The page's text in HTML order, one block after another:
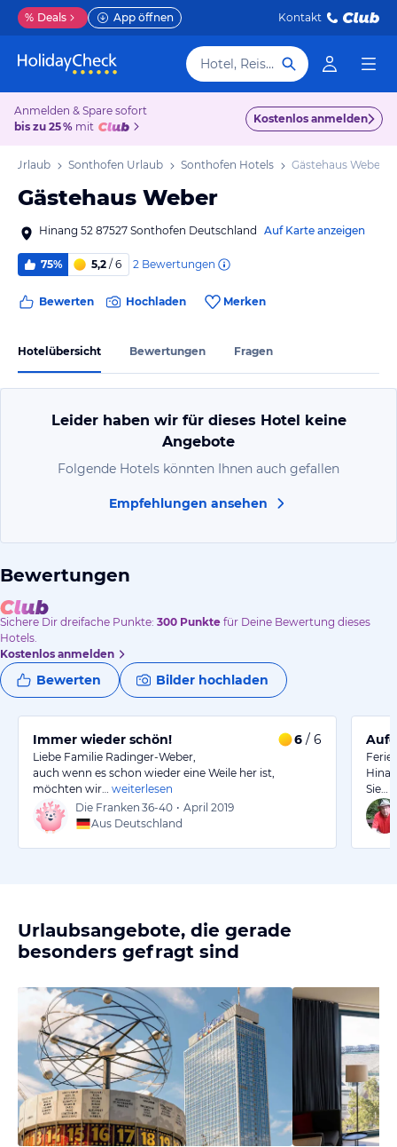
% Deals App öffnen Kontakt
Hotel, Reiseziel
Anmelden & Spare sofort
bis zu 25 % mit
Kostenlos anmelden
Urlaub Sonthofen Urlaub Sonthofen Hotels Gästehaus Weber
Gästehaus Weber
Hinang 52 87527 Sonthofen Deutschland Auf Karte anzeigen
75% 5,2 / 6 2 Bewertungen
Bewerten Hochladen Merken
Hotelübersicht Bewertungen Fragen
Leider haben wir für dieses Hotel keine
Angebote
Folgende Hotels könnten Ihnen auch gefallen
Empfehlungen ansehen
Bewertungen
Sichere Dir dreifache Punkte: 300 Punkte für Deine Bewertung dieses
Hotels.
Kostenlos anmelden
Bewerten Bilder hochladen
Immer wieder schön! 6 / 6
Liebe Familie Radinger-Weber,
auch wenn es schon wieder eine Weile her ist,
möchten wir…
weiterlesen
Die Franken 36-40 • April 2019
Aus Deutschland
Sie…
Urlaubsangebote, die gerade
besonders gefragt sind